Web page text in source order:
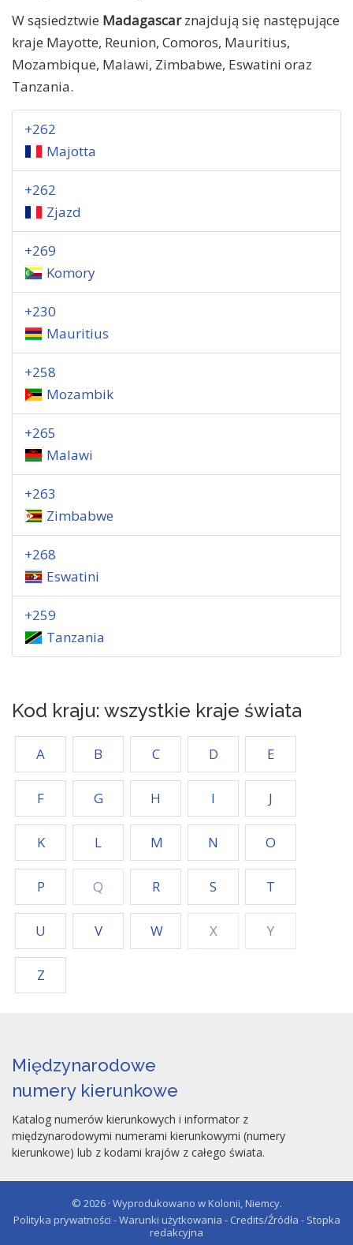
W sąsiedztwie Madagascarznajdują się następujące
kraje Mayotte, Reunion, Comoros, Mauritius,
Mozambique, Malawi, Zimbabwe, Eswatini oraz
Tanzania.
+262
Majotta
+262
Zjazd
+269
Komory
+230
Mauritius
+258
Mozambik
+265
Malawi
+263
Zimbabwe
+268
Eswatini
+259
Tanzania
Kod kraju: wszystkie kraje świata
A B C D E
F G H I J
K L M N O
P Q R S T
U V W X Y
Z
Międzynarodowe
numery kierunkowe
Katalog numerów kierunkowych i informator z
międzynarodowymi numerami kierunkowymi (numery
kierunkowe) lub z kodami krajów z całego świata.
© 2026 · Wyprodukowano w Kolonii, Niemcy.
Polityka prywatności - Warunki użytkowania - Credits/Źródła - Stopka
redakcyjna